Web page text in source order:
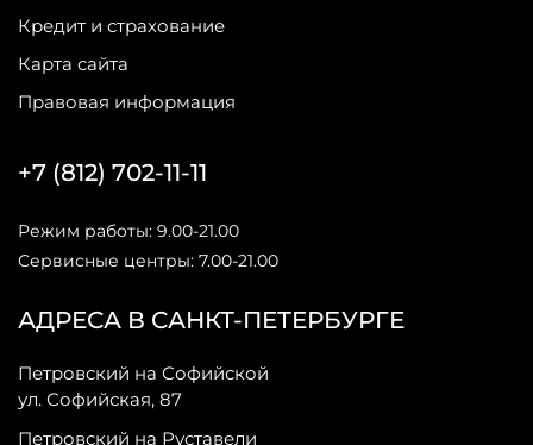
Кредит и страхование
Карта сайта
Правовая информация
АДРЕСА В САНКТ-ПЕТЕРБУРГЕ
Петровский на Софийской
ул. Софийская, 87
Петровский на Руставели
+7 (812) 702-11-11
Режим работы: 9.00-21.00
Сервисные центры: 7.00-21.00